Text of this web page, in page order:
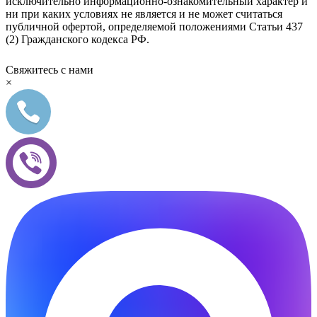
ни при каких условиях не является и не может считаться
публичной офертой, определяемой положениями Статьи 437
(2) Гражданского кодекса РФ.
Свяжитесь с нами
×